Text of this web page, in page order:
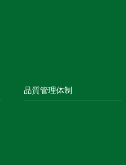
品質管理体制